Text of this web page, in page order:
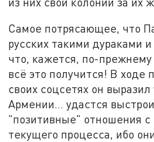
Самое потрясающее, что
русских такими дураками
что, кажется, по-прежнему
всё это получится! В ходе
своих соцсетях он
Армении… удастся
"позитивные" отношения с
текущего процесса, ибо